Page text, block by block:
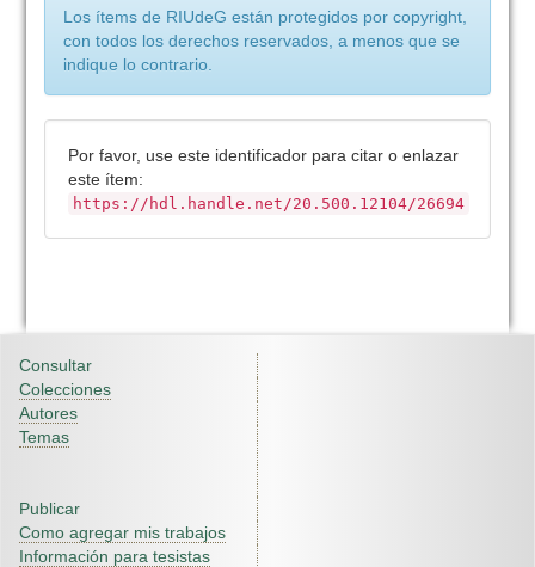
Los ítems de RIUdeG están protegidos por copyright,
con todos los derechos reservados, a menos que se
indique lo contrario.
Por favor, use este identificador para citar o enlazar
este ítem:
https://hdl.handle.net/20.500.12104/26694
Consultar
Colecciones
Autores
Temas
Publicar
Como agregar mis trabajos
Información para tesistas